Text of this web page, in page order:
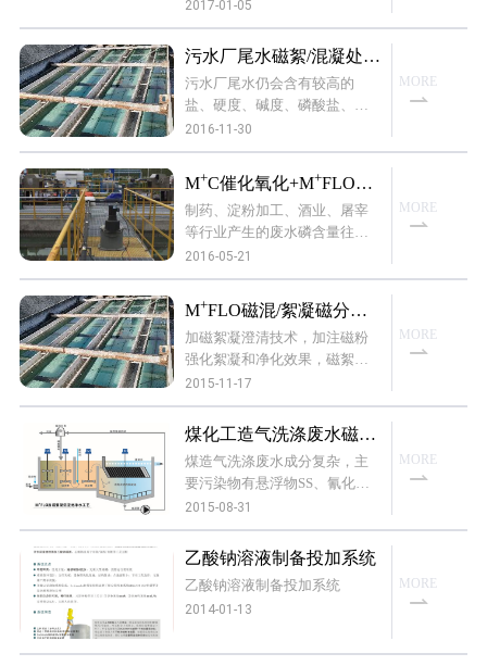
果不佳,沉淀池表面漂浮物较
多，出水伴随有较多的絮状物,
不仅增加了MUTIFLO- -沉池的
药剂消耗,其出水悬浮物也严重
超出限值，导致曝气生物滤池
频繁反冲洗，严重影响了处理
能力和效果,选择磁絮凝沉淀工
艺改造原反冲洗废水MUTIFLO
底部泥斗回流排泥泵排泥管路
加装磁泥分离磁粉回收循环系
统即可，
2017-01-05
污水厂尾水磁絮/混凝处理
回用于工业循环水
污水厂尾水仍会含有较高的
盐、硬度、碱度、磷酸盐、悬
浮物、有机物、细菌和重金属
等有害物，回用于工业如循环
水等需再进行深度处理，进一
步去除①硬度、碱度、磷酸
盐、悬浮物胶体②溶解性有机
物③无机盐④细菌和藻类。最
常用的工艺是石灰/纯碱混凝沉
淀净化处理，
2016-11-30
MORE
M+C催化氧化+M+FLO磁
絮凝深度去除有机磷及次
亚磷
制药、淀粉加工、酒业、屠宰
等行业产生的废水磷含量往往
远高于大多数工业废水，而且
组成复杂，有正磷、次亚磷、
偏磷及有机磷等。通常，这类
废水的处理主体工艺多为：AA
O生物脱氮除磷→化学除磷/高
密度沉淀池+滤池，含磷废水经
过生化处理后，其中的有机
磷、偏磷、聚磷酸等大部分可
被微生物吸收并随微生物污泥
余，也有部分被分解转化为正
磷小分子。
2016-05-21
MORE
M+FLO磁混/絮凝磁分离
沉淀池与得利满高密度沉
淀池工艺比较
加磁絮凝澄清技术，加注磁粉
强化絮凝和净化效果，磁絮体
高速沉淀分离
2015-11-17
MORE
煤化工造气洗涤废水磁絮/
混凝沉淀净化处理系统
煤造气洗涤废水成分复杂，主
要污染物有悬浮物SS、氰化
物、硫化物、氨氮、COD、煤
焦油、挥发酚等，该废水经净
化冷却处理后可循环回用（当
溶解性污染物达到某一限值时
需排污，同时补充新水），也
可经预净化处理后与其它工艺
池。
2015-08-31
MORE
乙酸钠溶液制备投加系统
乙酸钠溶液制备投加系统
2014-01-13
MORE